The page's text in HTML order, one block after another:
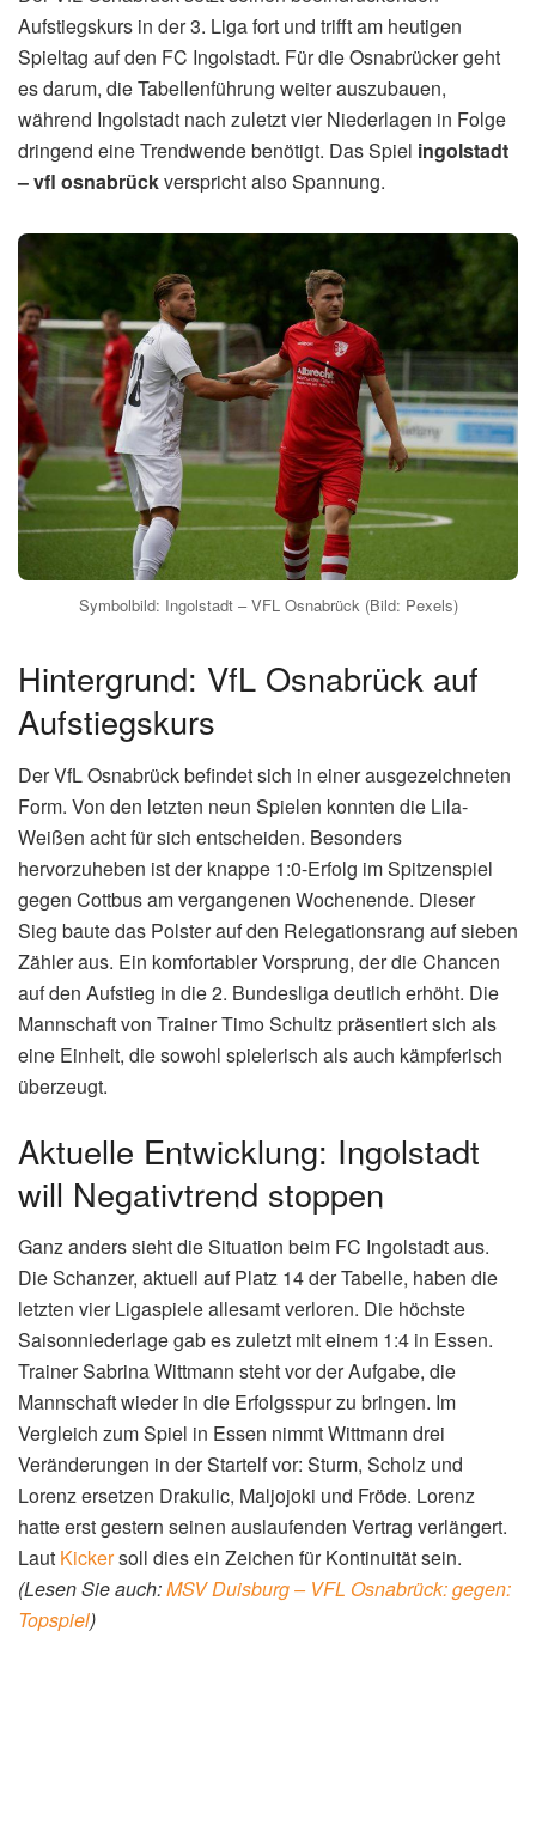
Aufstiegskurs in der 3. Liga fort und trifft am heutigen
Spieltag auf den FC Ingolstadt. Für die Osnabrücker geht
es darum, die Tabellenführung weiter auszubauen,
während Ingolstadt nach zuletzt vier Niederlagen in Folge
dringend eine Trendwende benötigt. Das Spiel ingolstadt
– vfl osnabrückverspricht also Spannung.
Symbolbild: Ingolstadt – VFL Osnabrück (Bild: Pexels)
Hintergrund: VfL Osnabrück auf
Aufstiegskurs
Der VfL Osnabrück befindet sich in einer ausgezeichneten
Form. Von den letzten neun Spielen konnten die Lila-
Weißen acht für sich entscheiden. Besonders
hervorzuheben ist der knappe 1:0-Erfolg im Spitzenspiel
gegen Cottbus am vergangenen Wochenende. Dieser
Sieg baute das Polster auf den Relegationsrang auf sieben
Zähler aus. Ein komfortabler Vorsprung, der die Chancen
auf den Aufstieg in die 2. Bundesliga deutlich erhöht. Die
Mannschaft von Trainer Timo Schultz präsentiert sich als
eine Einheit, die sowohl spielerisch als auch kämpferisch
überzeugt.
Aktuelle Entwicklung: Ingolstadt
will Negativtrend stoppen
Ganz anders sieht die Situation beim FC Ingolstadt aus.
Die Schanzer, aktuell auf Platz 14 der Tabelle, haben die
letzten vier Ligaspiele allesamt verloren. Die höchste
Saisonniederlage gab es zuletzt mit einem 1:4 in Essen.
Trainer Sabrina Wittmann steht vor der Aufgabe, die
Mannschaft wieder in die Erfolgsspur zu bringen. Im
Vergleich zum Spiel in Essen nimmt Wittmann drei
Veränderungen in der Startelf vor: Sturm, Scholz und
Lorenz ersetzen Drakulic, Maljojoki und Fröde. Lorenz
hatte erst gestern seinen auslaufenden Vertrag verlängert.
Laut Kickersoll dies ein Zeichen für Kontinuität sein.
(Lesen Sie auch:MSV Duisburg – VFL Osnabrück: gegen:
Topspiel)